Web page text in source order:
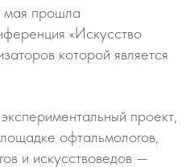
прошла
«Искусство
которой является
проект,
офтальмологов,
и искусствоведов —